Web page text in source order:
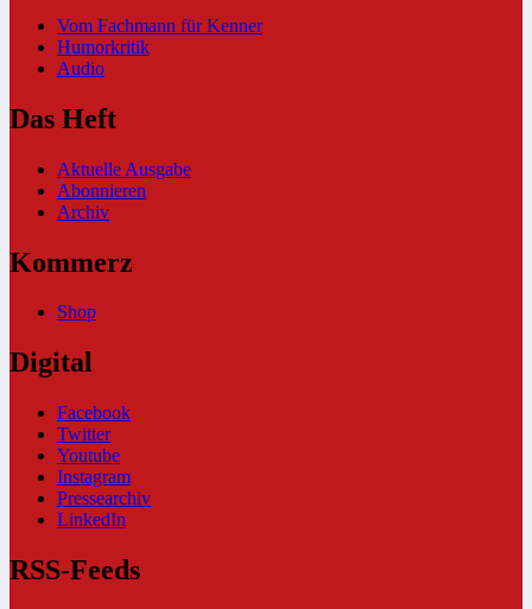
Vom Fachmann für Kenner
Humorkritik
Audio
Das Heft
Aktuelle Ausgabe
Abonnieren
Archiv
Kommerz
Shop
Digital
Facebook
Twitter
Youtube
Instagram
Pressearchiv
LinkedIn
RSS-Feeds